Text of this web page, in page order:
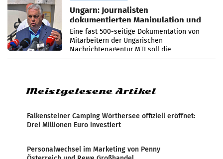
Ungarn: Journalisten
dokumentierten Manipulation und
Zensur
Eine fast 500-seitige Dokumentation von
Mitarbeitern der Ungarischen
Nachrichtenagentur MTI soll die
systematische Nachrichten-Manipulation und
Meistgelesene Artikel
Falkensteiner Camping Wörthersee offiziell eröffnet:
Drei Millionen Euro investiert
Personalwechsel im Marketing von Penny